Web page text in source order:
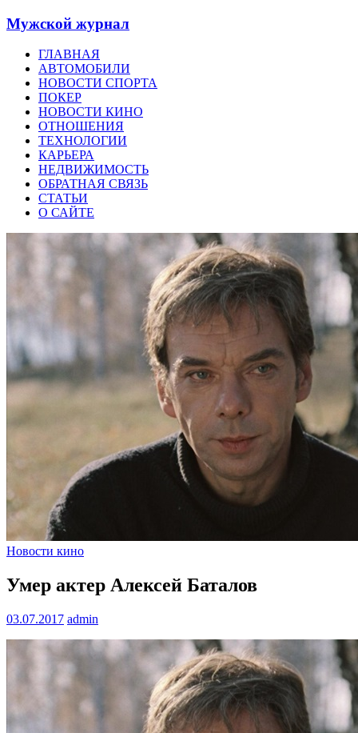
Мужской журнал
ГЛАВНАЯ
АВТОМОБИЛИ
НОВОСТИ СПОРТА
ПОКЕР
НОВОСТИ КИНО
ОТНОШЕНИЯ
ТЕХНОЛОГИИ
КАРЬЕРА
НЕДВИЖИМОСТЬ
ОБРАТНАЯ СВЯЗЬ
СТАТЬИ
О САЙТЕ
Новости кино
Умер актер Алексей Баталов
03.07.2017 admin